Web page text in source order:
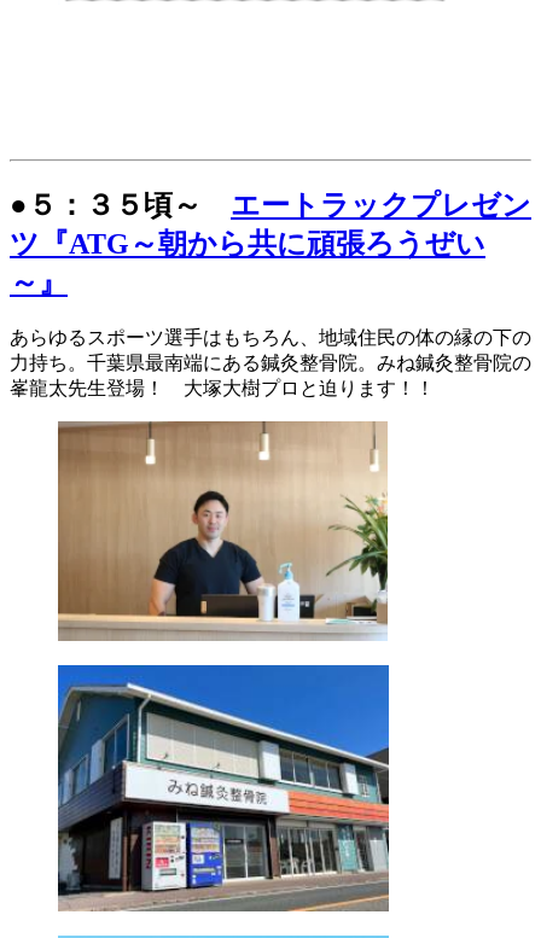
●５：３５頃～ エートラックプレゼン
ツ『ATG～朝から共に頑張ろうぜい
～』
あらゆるスポーツ選手はもちろん、地域住民の体の縁の下の
力持ち。千葉県最南端にある鍼灸整骨院。みね鍼灸整骨院の
峯龍太先生登場！ 大塚大樹プロと迫ります！！